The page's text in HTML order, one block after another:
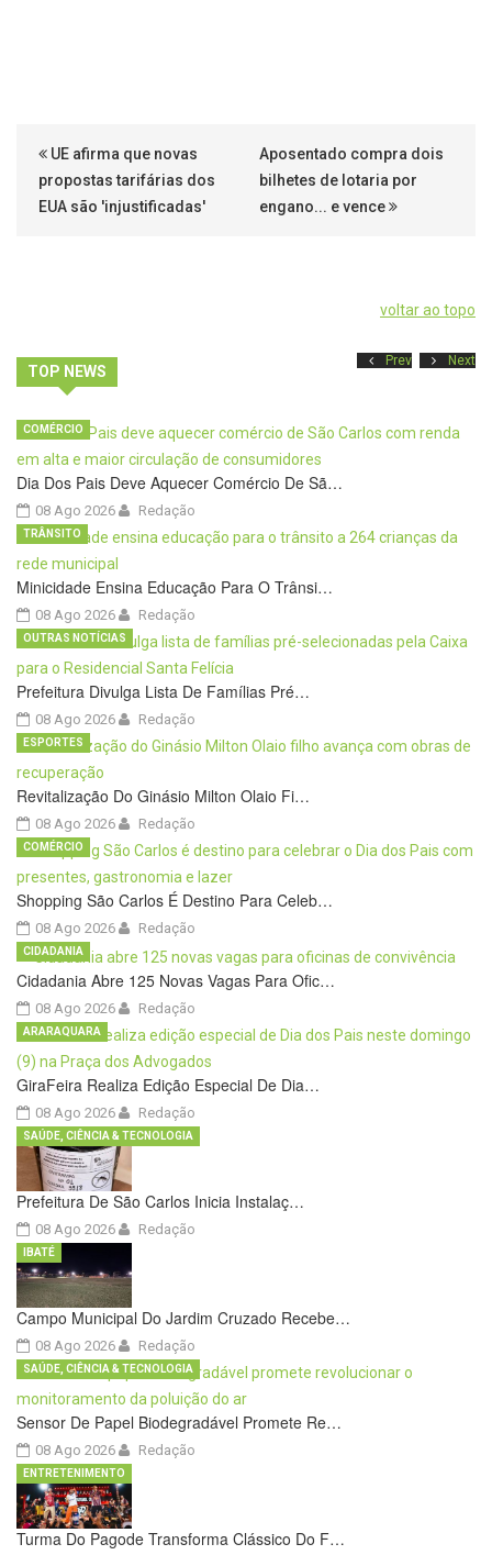
UE afirma que novas
propostas tarifárias dos
EUA são 'injustificadas'
Aposentado compra dois
bilhetes de lotaria por
engano... e vence
voltar ao topo
TOP NEWS
Prev Next
Dia Dos Pais Deve Aquecer Comércio De Sã…
08 Ago 2026
COMÉRCIO
Redação
Minicidade Ensina Educação Para O Trânsi…
08 Ago 2026
TRÂNSITO
Redação
Prefeitura Divulga Lista De Famílias Pré…
08 Ago 2026
OUTRAS NOTÍCIAS
Redação
Revitalização Do Ginásio Milton Olaio Fi…
08 Ago 2026
ESPORTES
Redação
Shopping São Carlos É Destino Para Celeb…
08 Ago 2026
COMÉRCIO
Redação
Cidadania Abre 125 Novas Vagas Para Ofic…
08 Ago 2026
CIDADANIA
Redação
GiraFeira Realiza Edição Especial De Dia…
08 Ago 2026
ARARAQUARA
Redação
Prefeitura De São Carlos Inicia Instalaç…
08 Ago 2026
SAÚDE, CIÊNCIA & TECNOLOGIA
Redação
Campo Municipal Do Jardim Cruzado Recebe…
08 Ago 2026
IBATÉ
Redação
Sensor De Papel Biodegradável Promete Re…
08 Ago 2026
SAÚDE, CIÊNCIA & TECNOLOGIA
Redação
Turma Do Pagode Transforma Clássico Do F…
ENTRETENIMENTO